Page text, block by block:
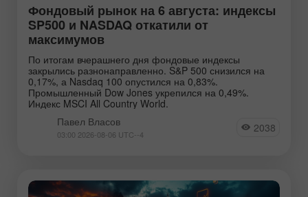
Фрактальный анализ
Фундаментальный анализ
Экономика РФ
Инструменты:
USDJPY
AUDUSD
Фондовый рынок на 6 августа: индексы
SP500 и NASDAQ откатили от
максимумов
По итогам вчерашнего дня фондовые индексы
закрылись разнонаправленно. S&P 500 снизился на
0,17%, а Nasdaq 100 опустился на 0,83%.
Промышленный Dow Jones укрепился на 0,49%.
Индекс MSCI All Country World.
Павел Власов
03:00 2026-08-06 UTC--4 2038